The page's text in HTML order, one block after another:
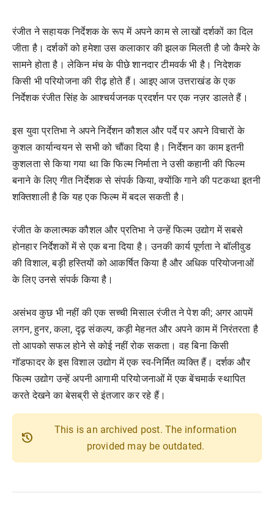
रंजीत ने सहायक निर्देशक के रूप में अपने काम से लाखों दर्शकों का दिल
जीता है। दर्शकों को हमेशा उस कलाकार की झलक मिलती है जो कैमरे के
सामने होता है। लेकिन मंच के पीछे शानदार टीमवर्क भी है। निदेशक
किसी भी परियोजना की रीढ़ होते हैं। आइए आज उत्तराखंड के एक
निर्देशक रंजीत सिंह के आश्चर्यजनक प्रदर्शन पर एक नज़र डालते हैं।
इस युवा प्रतिभा ने अपने निर्देशन कौशल और पर्दे पर अपने विचारों के
कुशल कार्यान्वयन से सभी को चौंका दिया है। निर्देशन का काम इतनी
कुशलता से किया गया था कि फिल्म निर्माता ने उसी कहानी की फिल्म
बनाने के लिए गीत निर्देशक से संपर्क किया, क्योंकि गाने की पटकथा इतनी
शक्तिशाली है कि यह एक फिल्म में बदल सकती है।
रंजीत के कलात्मक कौशल और प्रतिभा ने उन्हें फिल्म उद्योग में सबसे
होनहार निर्देशकों में से एक बना दिया है। उनकी कार्य पूर्णता ने बॉलीवुड
की विशाल, बड़ी हस्तियों को आकर्षित किया है और अधिक परियोजनाओं
के लिए उनसे संपर्क किया है।
असंभव कुछ भी नहीं की एक सच्ची मिसाल रंजीत ने पेश की; अगर आपमें
लगन, हुनर, कला, दृढ़ संकल्प, कड़ी मेहनत और अपने काम में निरंतरता है
तो आपको सफल होने से कोई नहीं रोक सकता। वह बिना किसी
गॉडफादर के इस विशाल उद्योग में एक स्व-निर्मित व्यक्ति हैं। दर्शक और
फिल्म उद्योग उन्हें अपनी आगामी परियोजनाओं में एक बेंचमार्क स्थापित
करते देखने का बेसब्री से इंतजार कर रहे हैं।
history
This is an archived post. The information
provided may be outdated.